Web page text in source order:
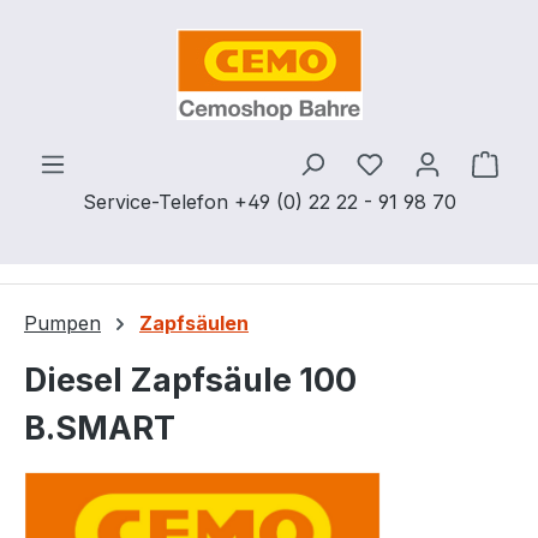
Zum Hauptinhalt springen
Service-Telefon +49 (0) 22 22 - 91 98 70
Du hast 0
Pumpen Zapfsäulen
Diesel Zapfsäule 100
B.SMART